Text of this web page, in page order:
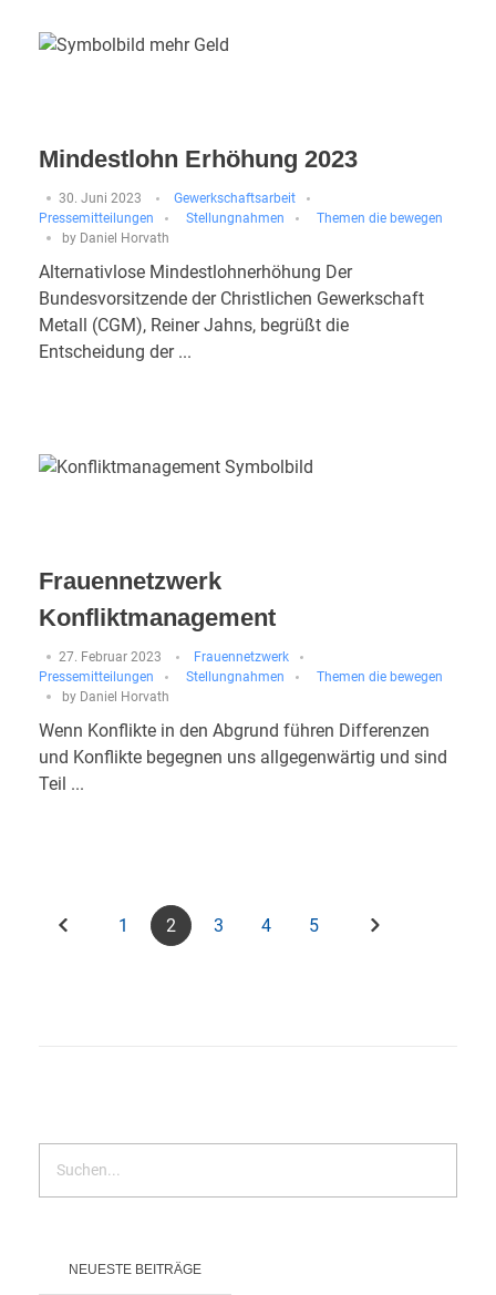
Mindestlohn Erhöhung 2023
30. Juni 2023
Gewerkschaftsarbeit
Pressemitteilungen
Stellungnahmen
Themen die bewegen
by Daniel Horvath
Alternativlose Mindestlohnerhöhung Der
Bundesvorsitzende der Christlichen Gewerkschaft
Metall (CGM), Reiner Jahns, begrüßt die
Entscheidung der ...
Frauennetzwerk
Konfliktmanagement
27. Februar 2023
Frauennetzwerk
Pressemitteilungen
Stellungnahmen
Themen die bewegen
by Daniel Horvath
Wenn Konflikte in den Abgrund führen Differenzen
und Konflikte begegnen uns allgegenwärtig und sind
Teil ...
1 2 3 4 5
NEUESTE BEITRÄGE